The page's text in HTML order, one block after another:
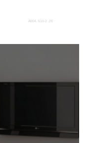
A004. 610-2 .26